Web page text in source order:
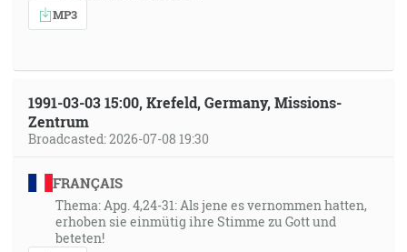
MP3
1991-03-03 15:00, Krefeld, Germany, Missions-
Zentrum
Broadcasted: 2026-07-08 19:30
FRANÇAIS
Thema: Apg. 4,24-31: Als jene es vernommen hatten,
erhoben sie einmütig ihre Stimme zu Gott und
beteten!